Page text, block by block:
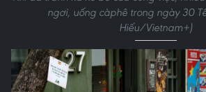
ngơi, uống càphê trong ngày 30
Hiếu/Vietnam+)